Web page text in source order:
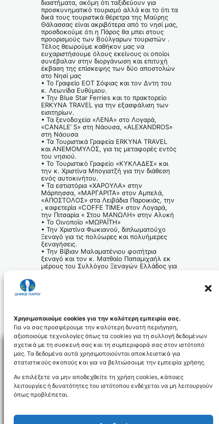
Χρησιμοποιούμε cookies για την καλύτερη εμπειρία σας.
Για να σας προσφέρουμε την καλύτερη δυνατή περιήγηση,
αξιοποιούμε τεχνολογίες όπως τα cookies για τη συλλογή δεδομένων
σχετικά με τη συσκευή σας και τη συμπεριφορά σας στον ιστότοπό
μας. Τα δεδομένα αυτά χρησιμοποιούνται αποκλειστικά για
στατιστικούς σκοπούς και για να βελτιώσουμε την εμπειρία χρήσης.
Αν επιλέξετε να μην αποδεχθείτε τη χρήση cookies, κάποιες
λειτουργίες ή δυνατότητες του ιστότοπου ενδέχεται να μη λειτουργούν
όπως προβλέπεται.
διαστήματα, ακόμη ότι ταξιδεύουν για
προσκυνηματικό τουρισμό αλλά και το ότι τα
δικά τους τουριστικά θέρετρα της Μαύρης
Θάλασσας είναι ακριβότερα από το νησί μας,
προσδοκούμε ότι η Πάρος θα μπει στους
προορισμούς των Βούλγαρων τουριστών .
Τέλος θεωρούμε καθήκον μας να
ευχαριστήσουμε όλους εκείνους οι οποίοι
συνέβαλαν στην διοργάνωση και επιτυχή
έκβαση της επίσκεψης των δύο αποστολών
στο Νησί μας
• Το Γραφείο ΕΟΤ Σόφιας και τον Δντη του
κ. Λεωνίδα Ευθύμιου.
• Την Blue Star Ferries και το πρακτορείο
ERΚYNA TRAVEL για την εξασφάλιση των
εισιτηρίων.
• Τα ξενοδοχεία «ΛΕΝΑ» στο Λογαρά,
«CANALE’ S» στη Νάουσα, «ALEXANDROS»
στη Νάουσα
• Τα Τουριστικά Γραφεία ERΚYNA TRAVEL
και ΑΝΕΜΟΜΥΛΟΣ, για τις μεταφορές εντός
του νησιού.
• Το Τουριστικό Γραφείο «ΚΥΚΛΑΔΕΣ» και
την κ. Χριστίνα Μπογιατζή για την διάθεση
ενός αυτοκινήτου.
• Τα εστιατόρια «ΧΑΡΟΥΛΑ» στην
Μάρπησσα, «ΜΑΡΓΑΡΙΤΑ» στον Αμπελά,
«ΑΠΟΣΤΟΛΟΣ» στα Λειβάδια Παροικιάς, την
, καφετερία «COFFE TIME» στον Λογαρά,
την Πιτσαρία « Στου ΜΑΝΩΛΗ» στην Αλυκή
• Το Οινοποϊο «ΜΩΡΑΪΤΗ»
• Την Χριστίνα Φωκιανού, διπλωματούχο
Ξεναγό για τις πολύωρες και πολυήμερες
ξεναγήσεις.
• Την Βίβιαν Μαλαματένιου φοιτήτρια
ξεναγό και τον κ. Ματθαίο Παπαμιχαήλ εκ
μέρους του Συλλόγου Ξεναγών Ελλάδος για
Βουλγάρων Δημοσιογράφων.
NEWSLETTER